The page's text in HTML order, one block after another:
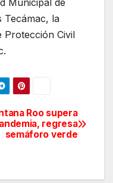
Tecámac, la
Protección Civil
Roo supera
regresa
semáforo verde